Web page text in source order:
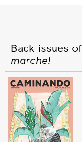
Back issues of
marche!